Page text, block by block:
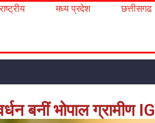
मध्य प्रदेश छत्तीसगढ
बनीं भोपाल ग्रामीण IG